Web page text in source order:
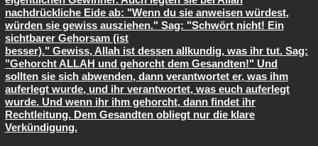
nachdrückliche Eide ab: "Wenn du sie anweisen würdest,
würden sie gewiss ausziehen." Sag: "Schwört nicht! Ein
sichtbarer Gehorsam (ist
besser)." Gewiss, Allah ist dessen allkundig, was ihr tut. Sag:
"Gehorcht ALLAH und gehorcht dem Gesandten!" Und
sollten sie sich abwenden, dann verantwortet er, was ihm
auferlegt wurde, und ihr verantwortet, was euch auferlegt
wurde. Und wenn ihr ihm gehorcht, dann findet ihr
Rechtleitung. Dem Gesandten obliegt nur die klare
Verkündigung.